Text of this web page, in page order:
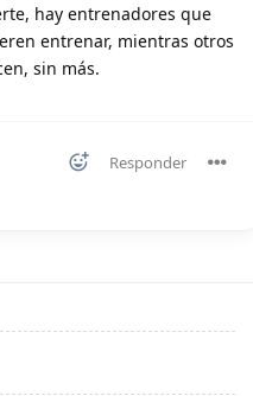
hay entrenadores que
entrenar, mientras otros
sin más.
Responder